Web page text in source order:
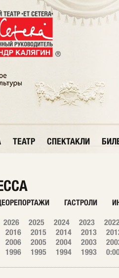
ТЕАТР СПЕКТАКЛИ
ГАСТРОЛИ
2026 2025 2024 2023
2016 2015 2014 2013
2006 2005 2004 2003
1996 1995 1994 1993